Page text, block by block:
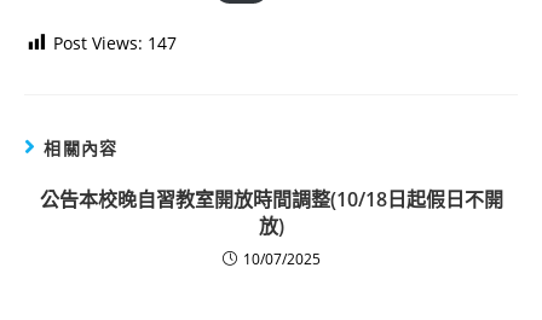
Post Views: 147
相關內容
公告本校晚自習教室開放時間調整(10/18日起假日不開
放)
10/07/2025